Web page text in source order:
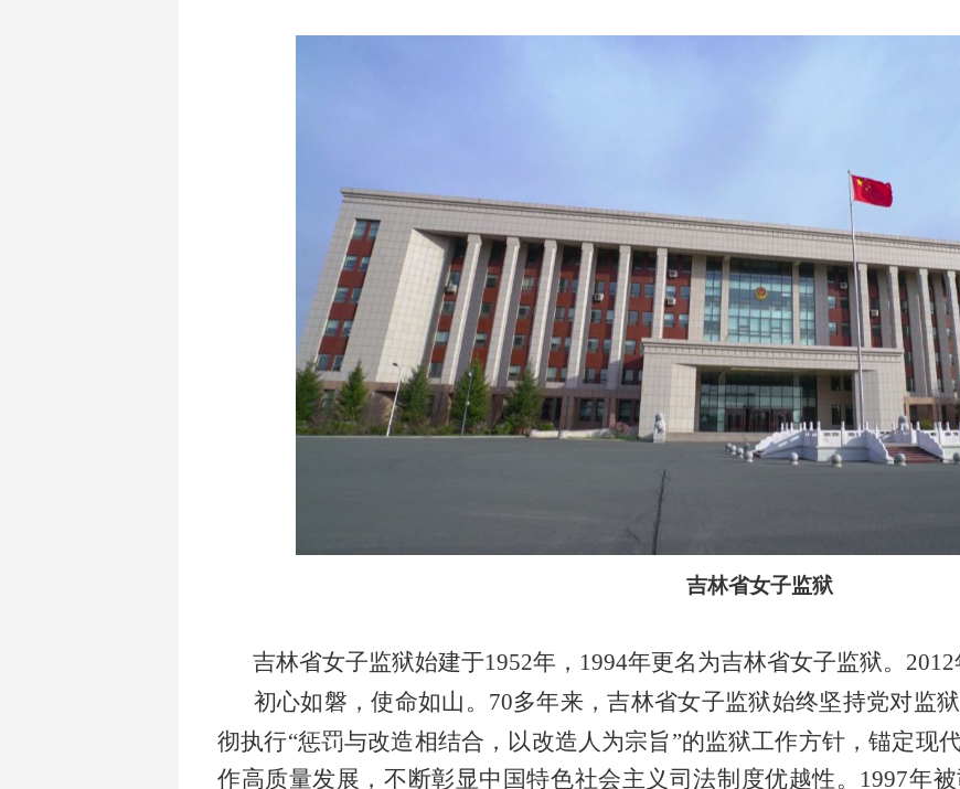
吉林省女子监狱
吉林省女子监狱始建于1952年， 1994年更名为吉林省女子监狱。 2012
初心如磐，使命如山。 70多年来，吉林省女子监狱始终坚持党对监
彻执行“惩罚与改造相结合，以改造人为宗旨”的监狱工作方针，锚定现
作高质量发展，不断彰显中国特色社会主义司法制度优越性。 1997年